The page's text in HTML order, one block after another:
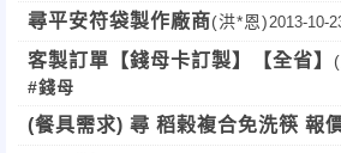
尋平安符袋製作廠商(洪*恩) 2013-10-
客製訂單【錢母卡訂製】【全省】
#錢母
(餐具需求) 尋 稻榖複合免洗筷 報